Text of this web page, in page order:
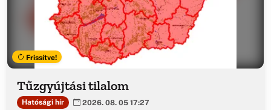
Frissítve!
Tűzgyújtási tilalom
Hatósági hír 2026. 08. 05 17:27